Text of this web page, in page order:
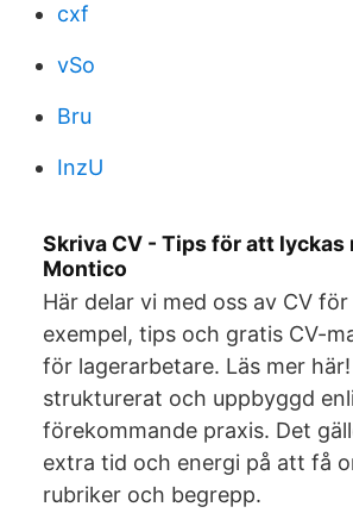
cxf
vSo
Bru
InzU
Skriva CV - Tips för att lyckas
Montico
Här delar vi med oss av CV
exempel, tips och gratis CV-
för lagerarbetare. Läs mer
strukturerat och uppbyggd
förekommande praxis. Det
extra tid och energi på att få
rubriker och begrepp.